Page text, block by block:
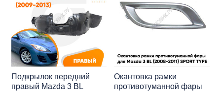
Подкрылок передний
правый Mazda 3 BL
Окантовка рамки
противотуманной фары